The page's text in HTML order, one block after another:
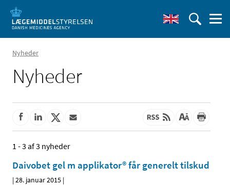
Nyheder
Nyheder
1 - 3 af 3 nyheder
Daivobet gel m applikator® får generelt tilskud
|28. januar 2015 |